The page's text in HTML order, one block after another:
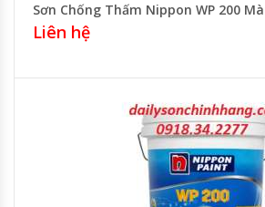
Sơn Chống Thấm Nippon WP 200
Liên hệ